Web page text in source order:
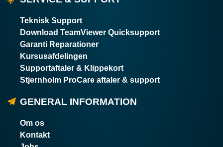
Teknisk Support
Download TeamViewer Quicksupport
Garanti Reparationer
Kursusafdelingen
Supportaftaler & Klippekort
Stjernholm ProCare aftaler & support
GENERAL INFORMATION
Om os
Kontakt